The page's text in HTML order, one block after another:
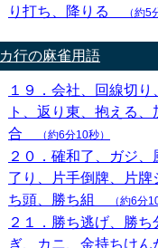
り打ち、降りる
（約5
カ行の麻雀用語
１９．会社、回線切
ト、返り東、抱える
合
（約6分10秒）
２０．確和了、ガジ
了り、片手倒牌、片
ち頭、勝ち組
（約6分
２１．勝ち逃げ、勝
ぎ、カニ、金持ちけ